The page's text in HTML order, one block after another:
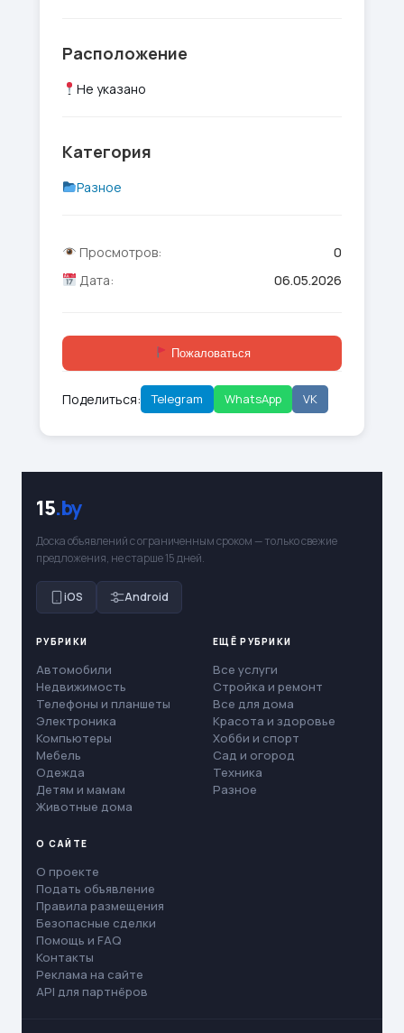
Расположение
Не указано
Категория
Разное
Просмотров:
0
Дата:
06.05.2026
Пожаловаться
Поделиться: Telegram WhatsApp VK
15.by
Доска объявлений с ограниченным сроком — только свежие
предложения, не старше 15 дней.
iOS Android
РУБРИКИ
Автомобили
Недвижимость
Телефоны и планшеты
Электроника
Компьютеры
Мебель
Одежда
Детям и мамам
Животные дома
ЕЩЁ РУБРИКИ
Все услуги
Стройка и ремонт
Все для дома
Красота и здоровье
Хобби и спорт
Сад и огород
Техника
Разное
О САЙТЕ
О проекте
Подать объявление
Правила размещения
Безопасные сделки
Помощь и FAQ
Контакты
Реклама на сайте
API для партнёров